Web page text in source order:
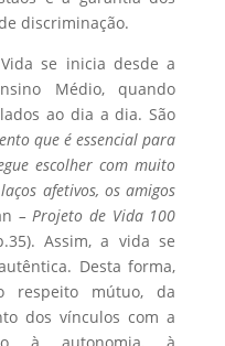
discriminação.
se inicia desde a
Médio, quando
ao dia a dia. São
que é essencial para
escolher com muito
afetivos, os amigos
– Projeto de Vida 100
Assim, a vida se
Desta forma,
respeito mútuo, da
dos vínculos com a